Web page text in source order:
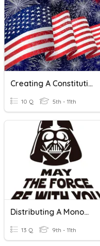
Creating A Constitution
10 Q 5th - 11th
Distributing A Monomial
13 Q 9th - 11th